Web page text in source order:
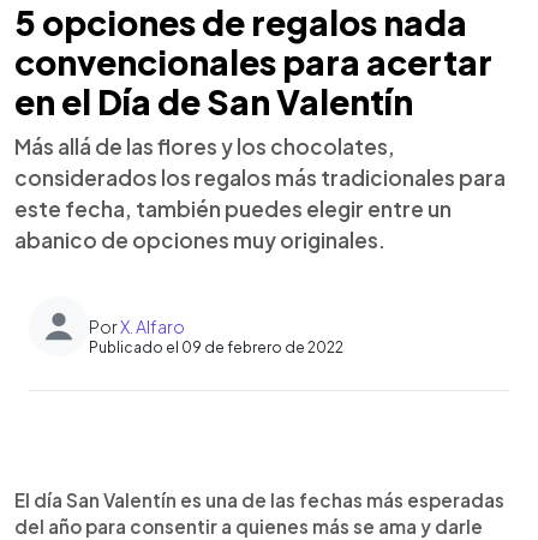
5 opciones de regalos nada
convencionales para acertar
en el Día de San Valentín
Más allá de las flores y los chocolates,
considerados los regalos más tradicionales para
este fecha, también puedes elegir entre un
abanico de opciones muy originales.
PorX. Alfaro
Publicado el 09 de febrero de 2022
► Escuchar artículo
El día San Valentín es una de las fechas más esperadas
del año para consentir a quienes más se ama y darle